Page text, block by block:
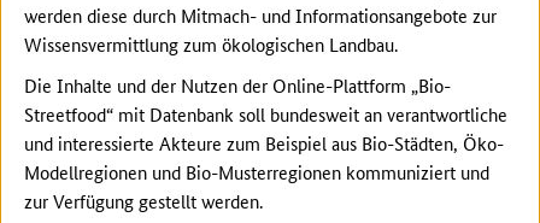
werden diese durch Mitmach- und Informationsangebote zur
Wissensvermittlung zum ökologischen Landbau.
Die Inhalte und der Nutzen der Online-Plattform „Bio-
Streetfood“ mit Datenbank soll bundesweit an verantwortliche
und interessierte Akteure zum Beispiel aus Bio-Städten, Öko-
Modellregionen und Bio-Musterregionen kommuniziert und
zur Verfügung gestellt werden.